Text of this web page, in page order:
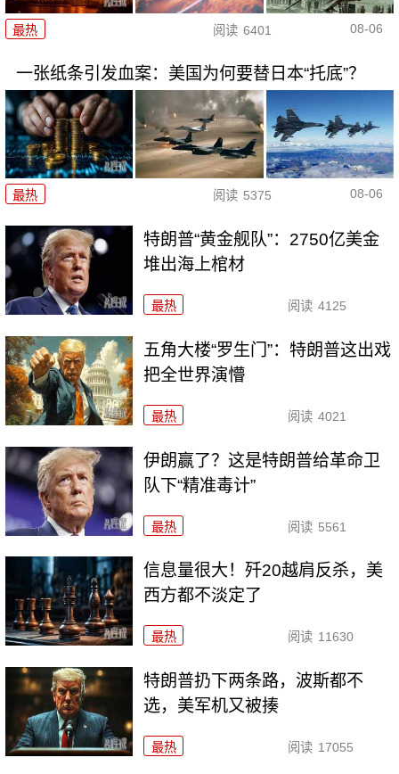
最热 阅读 6401 08-06
一张纸条引发血案：美国为何要替日本“托底”？
最热 阅读 5375 08-06
特朗普“黄金舰队”：2750亿美金
堆出海上棺材
最热 阅读 4125
五角大楼“罗生门”：特朗普这出戏
把全世界演懵
最热 阅读 4021
伊朗赢了？这是特朗普给革命卫
队下“精准毒计”
最热 阅读 5561
信息量很大！歼20越肩反杀，美
西方都不淡定了
最热 阅读 11630
特朗普扔下两条路，波斯都不
选，美军机又被揍
最热 阅读 17055